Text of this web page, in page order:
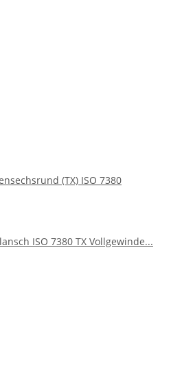
(TX) ISO 7380